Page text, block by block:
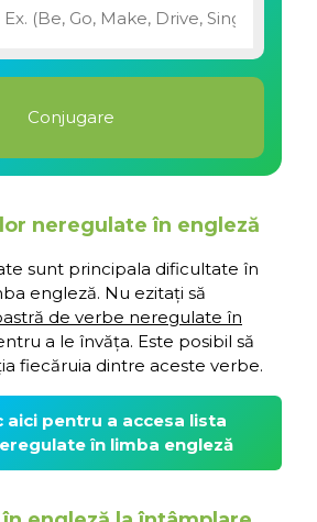
neregulate în engleză
sunt principala dificultate în
engleză. Nu ezitați să
de verbe neregulate în
a le învăța. Este posibil să
fiecăruia dintre aceste verbe.
aici pentru a accesa lista
în limba engleză